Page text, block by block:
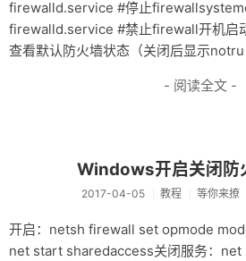
教程
留言
关于
firewalld.service #停止
firewalld.service #禁止firewall开机
查看默认防火墙状态（关闭后显示notru
- 阅读全文 -
Windows开启关闭防
2017-04-05 教程 等你来撩
开启：netsh firewall set opmode
net start sharedaccess关闭服务：